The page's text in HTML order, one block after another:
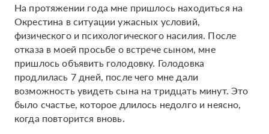
На протяжении года мне пришлось находиться на
Окрестина в ситуации ужасных условий,
физического и психологического насилия. После
отказа в моей просьбе о встрече сыном, мне
пришлось объявить голодовку. Голодовка
продлилась 7 дней, после чего мне дали
возможность увидеть сына на тридцать минут. Это
было счастье, которое длилось недолго и неясно,
когда повторится вновь.